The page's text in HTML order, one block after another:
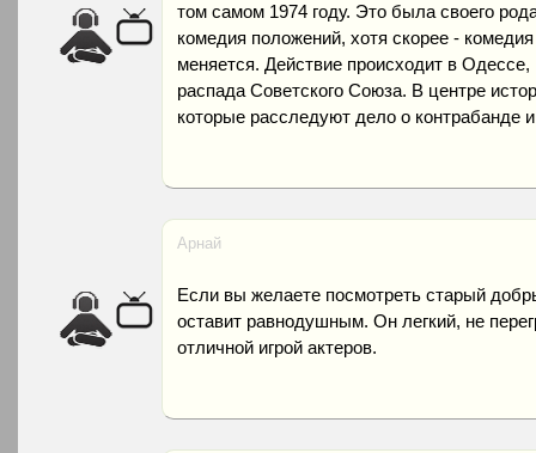
том самом 1974 году. Это была своего
комедия положений, хотя скорее - комедия
меняется. Действие происходит в
распада Советского Союза. В центре
которые расследуют дело о контрабанде
Арнай
Если вы желаете посмотреть старый
оставит равнодушным. Он легкий, не
отличной игрой актеров.